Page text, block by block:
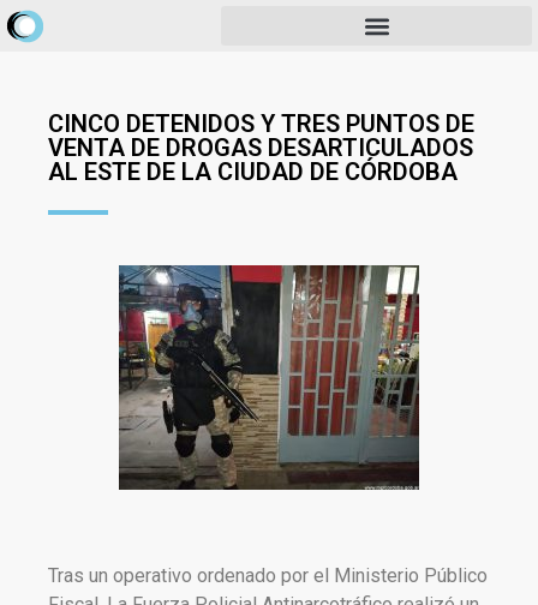
CINCO DETENIDOS Y TRES PUNTOS DE
VENTA DE DROGAS DESARTICULADOS
AL ESTE DE LA CIUDAD DE CÓRDOBA
Tras un operativo ordenado por el Ministerio Público